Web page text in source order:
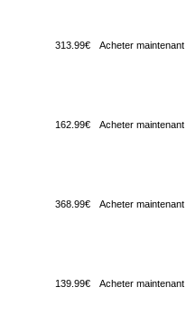
313.99€ Acheter maintenant
162.99€ Acheter maintenant
368.99€ Acheter maintenant
139.99€ Acheter maintenant